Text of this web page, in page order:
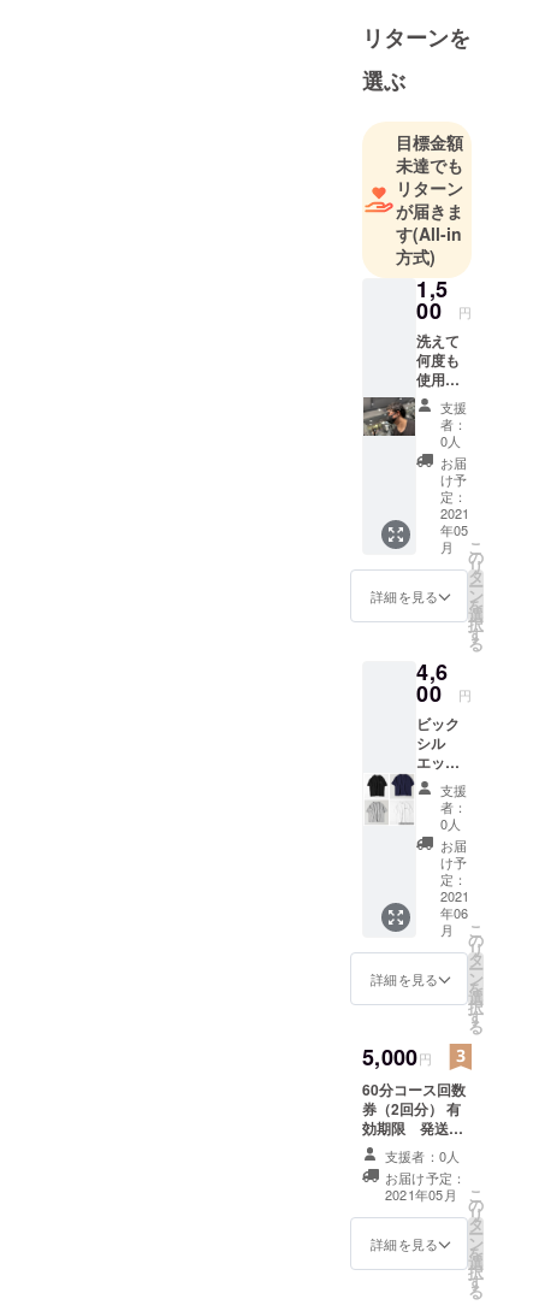
リターンを
選ぶ
目標金額
未達でも
リターン
が届きま
す(All-in
方式)
1,5
00 円
洗えて
何度も
使用可
能なマ
ス
ク！！
日常か
ら運動
中にも
使用可
能なデ
ザイン
です！
素材
ポリエ
ステ
リウレ
タン サ
イズ
感 通
常 色
黒 生産
国 中
支援
者：
0人
お届
け予
定：
2021
年05
月
詳細を見る
こ
の
リ
タ
ー
ン
を
選
択
す
る
4,6
00 円
ビック
シル
エット
のシャ
ツ4色を
ご用
意！！
春、夏
に持っ
て来
い！！
黒、
白、グ
レー、
ネイ
ビーを
意！ ＊
備考欄
に色の
選択を
お願い
致しま
す。
支援
者：
0人
お届
け予
定：
2021
年06
月
詳細を見る
こ
の
リ
タ
ー
ン
を
選
択
す
る
5,000円
60分コース回数
券（2回分） 有
効期限 発送月
から３カ月
支援者：0人
お届け予定：
2021年05月
詳細を見る
こ
の
リ
タ
ー
ン
を
選
択
す
る